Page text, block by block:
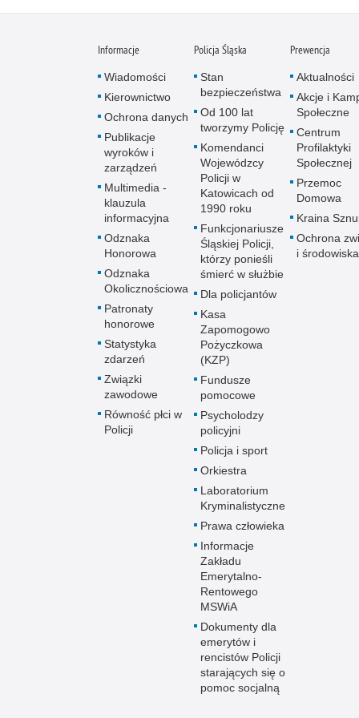
Informacje
Wiadomości
Kierownictwo
Ochrona danych
Publikacje
wyroków i
zarządzeń
Multimedia -
klauzula
informacyjna
Odznaka
Honorowa
Odznaka
Okolicznościowa
Patronaty
honorowe
Statystyka
zdarzeń
Związki
zawodowe
Równość płci w
Policji
Policja Śląska
Stan
bezpieczeństwa
Od 100 lat
tworzymy Policję
Komendanci
Wojewódzcy
Policji w
Katowicach od
1990 roku
Funkcjonariusze
Śląskiej Policji,
którzy ponieśli
śmierć w służbie
Dla policjantów
Kasa
Zapomogowo
Pożyczkowa
(KZP)
Fundusze
pomocowe
Psycholodzy
policyjni
Policja i sport
Orkiestra
Laboratorium
Kryminalistyczne
Prawa człowieka
Informacje
Zakładu
Emerytalno-
Rentowego
MSWiA
Dokumenty dla
emerytów i
rencistów Policji
starających się o
pomoc socjalną
Prewencja
Aktualności
Akcje i
Społeczne
Centrum
Profilaktyki
Społecznej
Przemoc
Domowa
Kraina
Ochrona
i środowiska